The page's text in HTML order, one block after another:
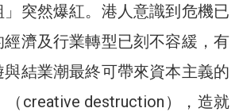
突然爆紅。港人意識到危機已
濟及行業轉型已刻不容緩，有
與結業潮最終可帶來資本主義的
（creative destruction），造就